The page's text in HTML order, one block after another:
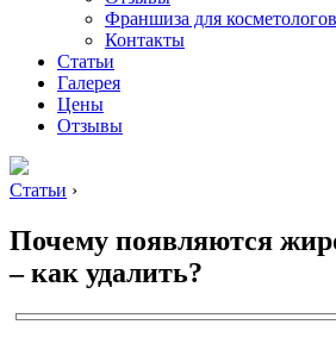
Франшиза для косметологов
Контакты
Статьи
Галерея
Цены
Отзывы
Статьи ›
Почему появляются
– как удалить?